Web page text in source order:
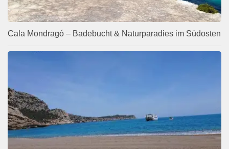
Cala Mondragó – Badebucht & Naturparadies im Südosten